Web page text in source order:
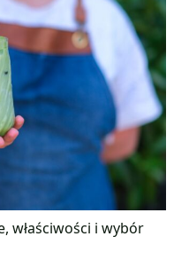
właściwości i wybór